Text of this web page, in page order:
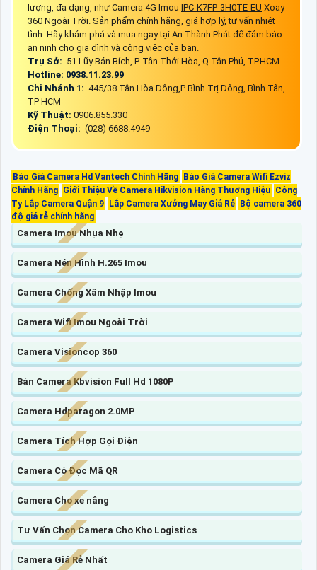
lượng, đa dạng, như Camera 4G Imou IPC-K7FP-3H0TE-EU Xoay
360 Ngoài Trời. Sản phẩm chính hãng, giá hợp lý, tư vấn nhiệt
tình. Hãy khám phá và mua ngay tại An Thành Phát để đảm bảo
an ninh cho gia đình và công việc của bạn.
Trụ Sở: 51 Lũy Bán Bích, P. Tân Thới Hòa, Q.Tân Phú, TP.HCM
Hotline: 0938.11.23.99
Chi Nhánh 1: 445/38 Tân Hòa Đông,P Bình Trị Đông, Bình Tân,
TP HCM
Kỹ Thuật: 0906.855.330
Điện Thoại: (028) 6688.4949
Báo Giá Camera Hd Vantech Chính Hãng Báo Giá Camera Wifi Ezviz
Chính Hãng Giới Thiệu Về Camera Hikvision Hàng Thương Hiệu Công
Ty Lắp Camera Quận 9 Lắp Camera Xưởng May Giá Rẻ Bộ camera 360
độ giá rẻ chính hãng
Camera Imou Nhụa Nhẹ
Camera Nén Hình H.265 Imou
Camera Chống Xâm Nhập Imou
Camera Wifi Imou Ngoài Trời
Camera Visioncop 360
Bán Camera Kbvision Full Hd 1080P
Camera Hdparagon 2.0MP
Camera Tích Hợp Gọi Điện
Camera Có Đọc Mã QR
Camera Cho xe nâng
Tư Vấn Chọn Camera Cho Kho Logistics
Camera Giá Rẻ Nhất